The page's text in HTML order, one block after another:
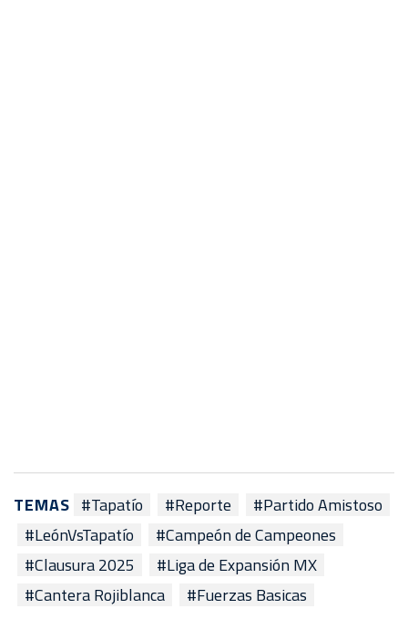
TEMAS #Tapatío #Reporte
#Partido Amistoso
#LeónVsTapatío
#Campeón de Campeones
#Clausura 2025
#Liga de Expansión MX
#Cantera Rojiblanca
#Fuerzas Basicas